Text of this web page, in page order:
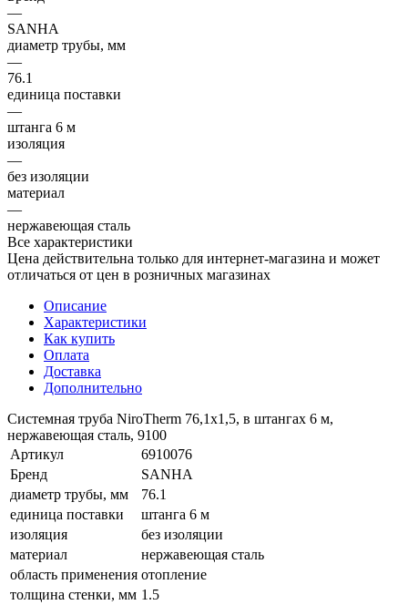
—
SANHA
диаметр трубы, мм
—
76.1
единица поставки
—
штанга 6 м
изоляция
—
без изоляции
материал
—
нержавеющая сталь
Все характеристики
Цена действительна только для интернет-магазина и может
отличаться от цен в розничных магазинах
Описание
Характеристики
Как купить
Оплата
Доставка
Дополнительно
Системная труба NiroTherm 76,1x1,5, в штангах 6 м,
нержавеющая сталь, 9100
Артикул
6910076
Бренд
SANHA
диаметр трубы, мм
76.1
единица поставки
штанга 6 м
изоляция
без изоляции
материал
нержавеющая сталь
область применения отопление
толщина стенки, мм 1.5